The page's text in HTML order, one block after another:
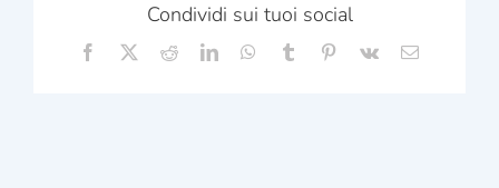
Condividi sui tuoi social
Facebook
X RedditLinkedInWhatsApp
Tumblr PinterestVk Email